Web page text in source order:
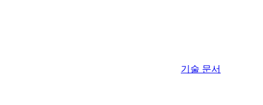
기술 문서